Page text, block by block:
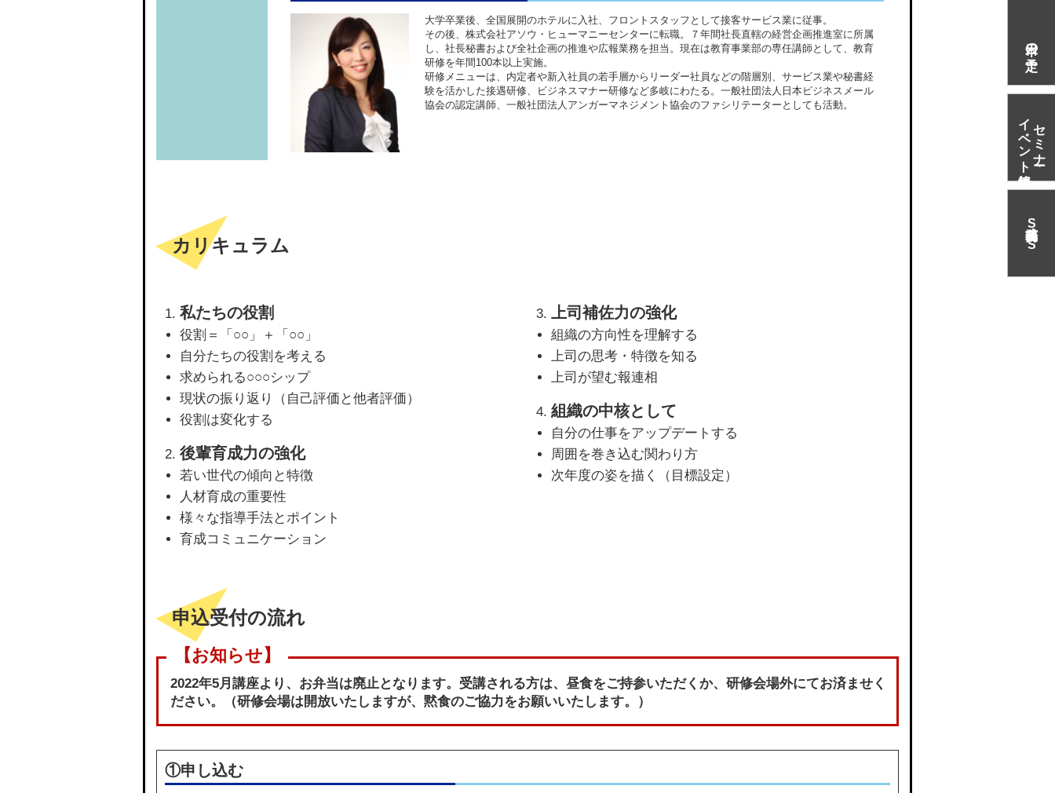
本日の予定
セミナー・
イベント情報
S
N
S
大学卒業後、全国展開のホテルに入社、フロントスタッフとして接客サービス業に従事。
その後、株式会社アソウ・ヒューマニーセンターに転職。７年間社長直轄の経営企画推進室に所属
し、社長秘書および全社企画の推進や広報業務を担当。現在は教育事業部の専任講師として、教育
研修を年間100本以上実施。
研修メニューは、内定者や新入社員の若手層からリーダー社員などの階層別、サービス業や秘書経
験を活かした接遇研修、ビジネスマナー研修など多岐にわたる。一般社団法人日本ビジネスメール
協会の認定講師、一般社団法人アンガーマネジメント協会のファシリテーターとしても活動。
カリキュラム
私たちの役割
役割＝「○○」＋「○○」
自分たちの役割を考える
求められる○○○シップ
現状の振り返り（自己評価と他者評価）
役割は変化する
後輩育成力の強化
若い世代の傾向と特徴
人材育成の重要性
様々な指導手法とポイント
育成コミュニケーション
上司補佐力の強化
組織の方向性を理解する
上司の思考・特徴を知る
上司が望む報連相
組織の中核として
自分の仕事をアップデートする
周囲を巻き込む関わり方
次年度の姿を描く（目標設定）
申込受付の流れ
2022年5月講座より、お弁当は廃止となります。受講される方は、昼食をご持参いただくか、研修会場外にてお済ませく
ださい。（研修会場は開放いたしますが、黙食のご協力をお願いいたします。）
①申し込む